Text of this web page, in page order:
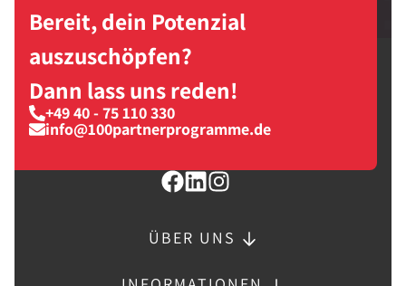
Bereit, dein Potenzial
auszuschöpfen?
Dann lass uns reden!
+49 40 - 75 110 330
info@100partnerprogramme.de
ÜBER UNS